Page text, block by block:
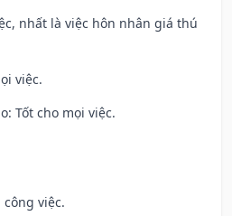
nhất là việc hôn nhân giá thú
việc.
Tốt cho mọi việc.
công việc.